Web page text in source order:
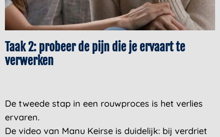
Taak 2: probeer de pijn die je ervaart te
verwerken
De tweede stap in een rouwproces is het verlies
ervaren.
De video van Manu Keirse is duidelijk: bij verdriet